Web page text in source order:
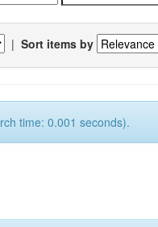
| Sort items by
time: 0.001 seconds).